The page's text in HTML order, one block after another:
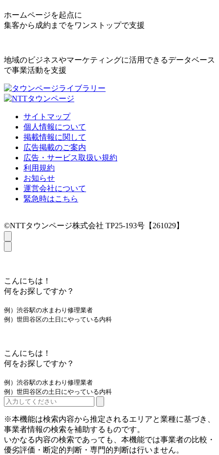
ホームページを起点に
集客から成約までをワンストップで支援
地域のビジネスやマーケティングに活用できるデータベース
で事業活動を支援
サイトマップ
個人情報について
掲載情報に関して
広告掲載のご案内
広告・サービス取扱い規約
利用規約
お知らせ
運営会社について
緊急時はこちら
©NTTタウンページ株式会社 TP25-193号【261029】
こんにちは！
何をお探しですか？
例）渋谷駅の水まわり修理業者
例）世田谷区の土日にやっている内科
こんにちは！
何をお探しですか？
例）渋谷駅の水まわり修理業者
例）世田谷区の土日にやっている内科
※本機能は検索内容から推定されるエリアと業種に基づき、
事業者情報の検索を補助するものです。
いかなる内容の検索であっても、本機能では事業者の比較・
優劣評価・断定的判断・専門的判断は行いません。